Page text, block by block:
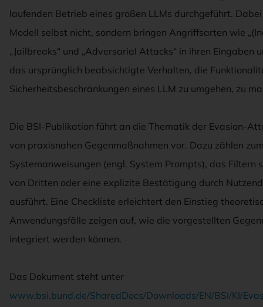
laufenden Betrieb eines großen LLMs durchgeführt.
Modell selbst nicht, sondern bringen Angriffsarten wie
„Jailbreaks“ und „Adversarial Attacks“ in ihren Eingaben
das ursprünglich beabsichtigte Verhalten, die
Sicherheitsbeschränkungen eines LLM zu umgehen, zu
Die BSI-Publikation führt an die Thematik der Evasion-
von praxisnahen Gegenmaßnahmen vor. Dazu zählen
Systemanweisungen (engl. System Prompts), das Filtern
von Dritten oder eine explizite Bestätigung durch
ausführt. Eine Checkliste erleichtert den Einstieg
Anwendungsfälle zeigen auf, wie die vorgestellten
integriert werden können.
Das Dokument steht unter
www.bsi.bund.de/SharedDocs/Downloads/EN/BSI/KI/